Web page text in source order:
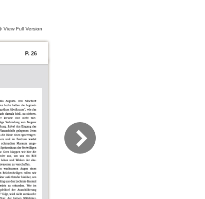
View Full Version
P. 26